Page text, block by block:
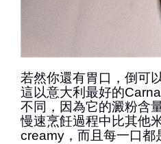
若然你還有胃口，倒可
這以意大利最好的
不同，因為它的澱粉含
慢速烹飪過程中比其他
creamy，而且每一口都